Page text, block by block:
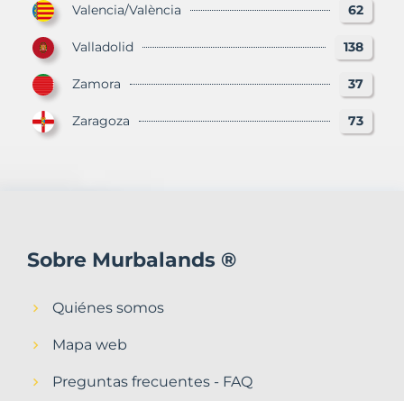
Valencia/València 62
Valladolid 138
Zamora 37
Zaragoza 73
Sobre Murbalands ®
Quiénes somos
Mapa web
Preguntas frecuentes - FAQ